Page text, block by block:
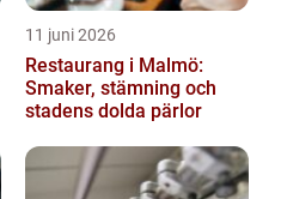
11 juni 2026
Restaurang i Malmö:
Smaker, stämning och
stadens dolda pärlor